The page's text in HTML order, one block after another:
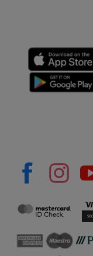
e-mail
Το μήνυμά σας